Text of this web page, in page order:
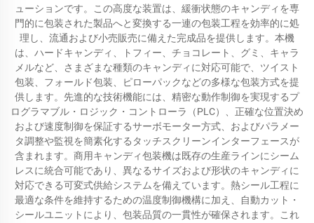
ューションです。この高度な装置は、緩衝状態のキャンディを専
門的に包装された製品へと変換する一連の包装工程を効率的に処
理し、流通および小売販売に備えた完成品を提供します。本機
は、ハードキャンディ、トフィー、チョコレート、グミ、キャラ
メルなど、さまざまな種類のキャンディに対応可能で、ツイスト
包装、フォールド包装、ピローパックなどの多様な包装方式を提
供します。先進的な技術機能には、精密な動作制御を実現するプ
ログラマブル・ロジック・コントローラ（PLC）、正確な位置決め
および速度制御を保証するサーボモーター方式、およびパラメー
タ調整や監視を簡素化するタッチスクリーンインターフェースが
含まれます。商用キャンディ包装機は既存の生産ラインにシーム
レスに統合可能であり、異なるサイズおよび形状のキャンディに
対応できる可変式供給システムを備えています。熱シール工程に
最適な条件を維持するための温度制御機構に加え、自動カット・
シールユニットにより、包装品質の一貫性が確保されます。これ